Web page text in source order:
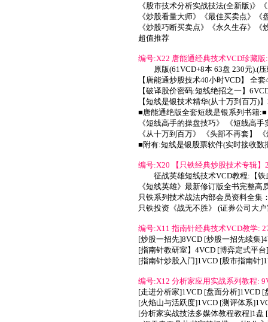
《股市技术分析实战技法(全新版)》
《炒股看量大师》《最佳买卖点》
《炒股巧断买卖点》《永久生存》《
超值推荐
编号:X22 唐能通经典技术VCD珍藏版:
原版(61VCD+8本 63盘 230元).(
【唐能通炒股技术40小时VCD】 全
【破译股价密码:短线绝招之一】
【短线是银技术精华(从十万到百万)
■唐能通绝版全套短线是银系列书籍:■
《短线高手的操盘技巧》 《短线高
《从十万到百万》 《头部不再套】
■附有:短线是银股票软件(实时接收数
编号:X20 【只铁经典炒股技术专辑】
征战英雄短线技术VCD教程:【
《短线英雄》最新修订版全书完整
只铁系列技术战法内部会员资料全集
只铁投资《战无不胜》 (证券公司大
编号:X11 指南针经典技术VCD教学:
[炒股一招先]8VCD [炒股一招先续集
[指南针教研室】4VCD [博弈定式平
[指南针炒股入门]1VCD [股市指南针
编号:X12 分析家应用实战系列教程:
[走进分析家]1VCD [盘面分析]1VCD
[火焰山与活跃度]1VCD [测评体系
[分析家实战技法多媒体教程教程]1盘